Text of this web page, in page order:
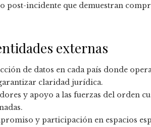
post-incidente que demuestran
externas
de datos en cada país donde
claridad jurídica.
y apoyo a las fuerzas del orden
y participación en espacios